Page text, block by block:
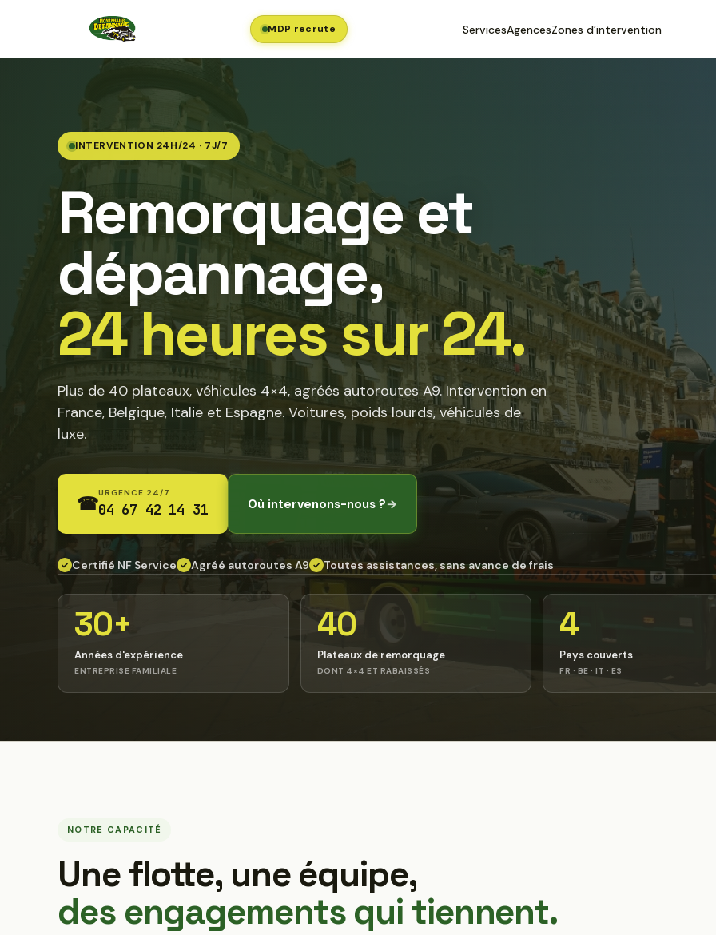
MDP recrute ServicesAgencesZones d’intervention
INTERVENTION 24H/24 · 7J/7
Remorquage et
dépannage,
24 heures sur 24.
Plus de 40 plateaux, véhicules 4×4, agréés autoroutes A9. Intervention en
France, Belgique, Italie et Espagne. Voitures, poids lourds, véhicules de
luxe.
☎URGENCE 24/7
04 67 42 14 31 Où intervenons-nous ?→
✓ Certifié NF Service ✓ Agréé autoroutes A9 ✓ Toutes assistances, sans avance de frais
30+
Années d'expérience
ENTREPRISE FAMILIALE
40
Plateaux de remorquage
DONT 4×4 ET RABAISSÉS
4
Pays couverts
FR · BE · IT · ES
NOTRE CAPACITÉ
Une flotte, une équipe,
des engagements qui tiennent.